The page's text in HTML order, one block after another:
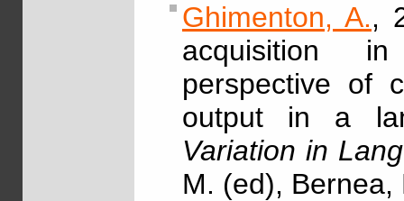
Ghimenton, A.,
acquisition
perspective of
output in a
Variation in
M. (ed), Bernea,